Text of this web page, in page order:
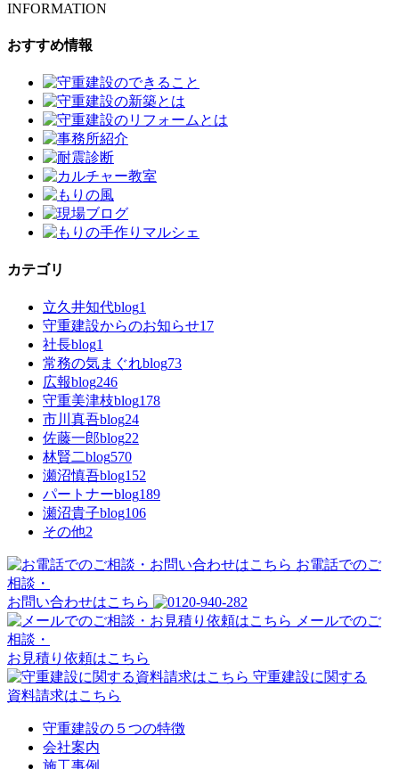
INFORMATION
おすすめ情報
カテゴリ
立久井知代blog1
守重建設からのお知らせ17
社長blog1
常務の気まぐれblog73
広報blog246
守重美津枝blog178
市川真吾blog24
佐藤一郎blog22
林賢二blog570
瀬沼慎吾blog152
パートナーblog189
瀬沼貴子blog106
その他2
お電話でのご
相談・
お問い合わせはこちら
メールでのご
相談・
お見積り依頼はこちら
守重建設に関する
資料請求はこちら
守重建設の５つの特徴
会社案内